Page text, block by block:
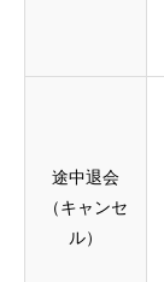
途中退会
（キャンセ
ル）